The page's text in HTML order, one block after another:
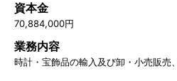
資本金
70,884,000円
業務内容
時計・宝飾品の輸入及び卸・小売販売